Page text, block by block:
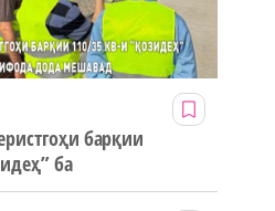
барқии
ба